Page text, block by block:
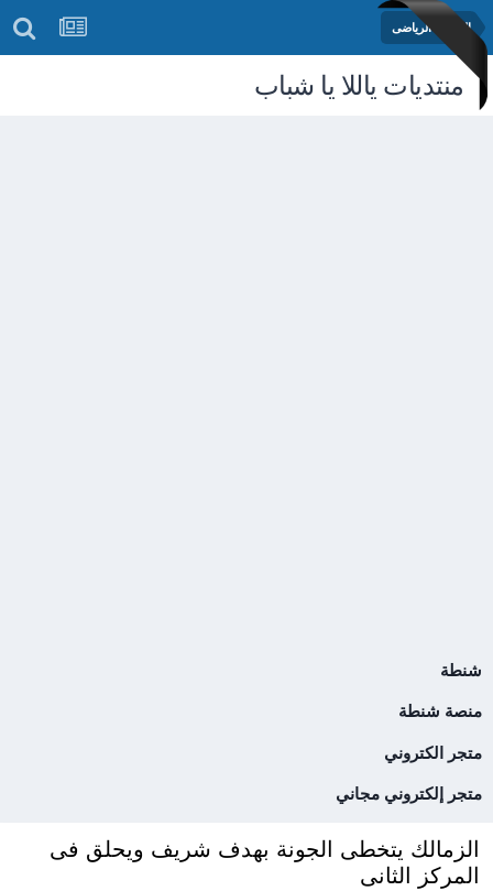
المنتدى الرياضى
منتديات ياللا يا شباب
شنطة
منصة شنطة
متجر الكتروني
متجر إلكتروني مجاني
الزمالك يتخطى الجونة بهدف شريف ويحلق فى
المركز الثانى